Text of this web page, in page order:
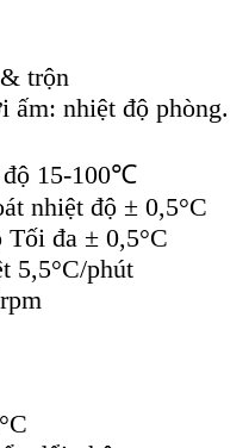
trộn
ấm: nhiệt độ phòng.
độ 15-100℃
nhiệt độ ± 0,5°C
đa ± 0,5°C
5,5°C/phút